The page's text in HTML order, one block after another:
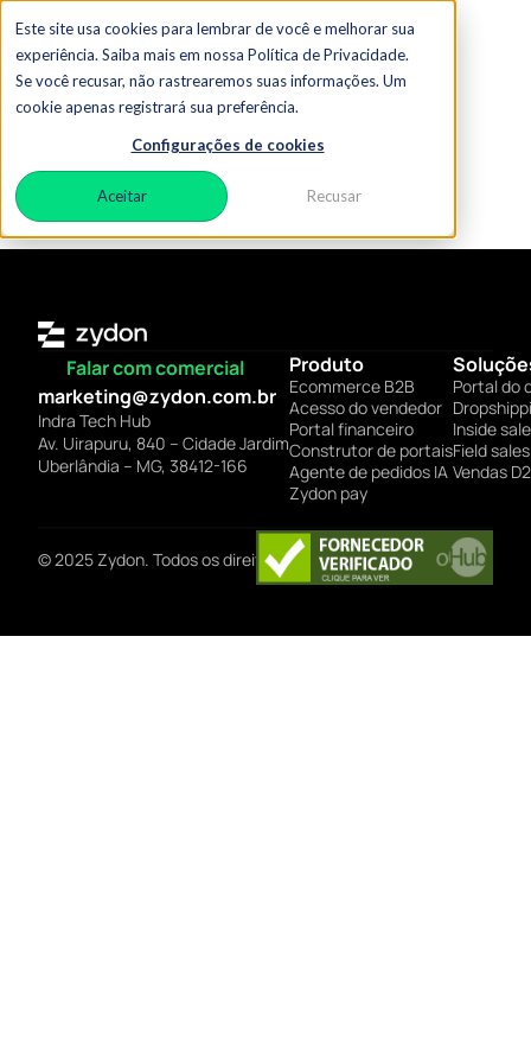
Este site usa cookies para lembrar de você e melhorar sua
experiência. Saiba mais em nossa Política de Privacidade.
Se você recusar, não rastrearemos suas informações. Um
cookie apenas registrará sua preferência.
Configurações de cookies
Aceitar Recusar
Utilizada empresas todos
Falar com comercial
marketing@zydon.com.br
Indra Tech Hub
Av. Uirapuru, 840 – Cidade Jardim
Uberlândia – MG, 38412-166
Produto
Ecommerce B2B
Acesso do vendedor
Portal financeiro
Construtor de portais
Agente de pedidos IA
Zydon pay
Portal do
Inside
Field sales
Vendas
© 2025 Zydon. Todos os direitos preservados.